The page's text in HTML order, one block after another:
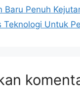
Baru Penuh
Teknologi Untuk